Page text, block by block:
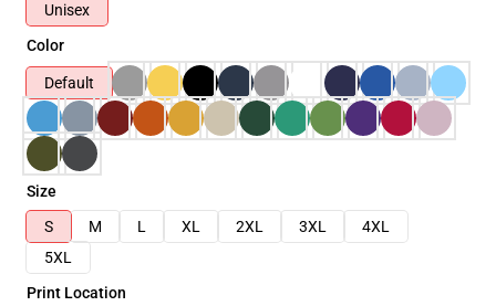
Unisex
Color
Default
Size
S
M L XL 2XL 3XL
4XL
5XL
Print Location